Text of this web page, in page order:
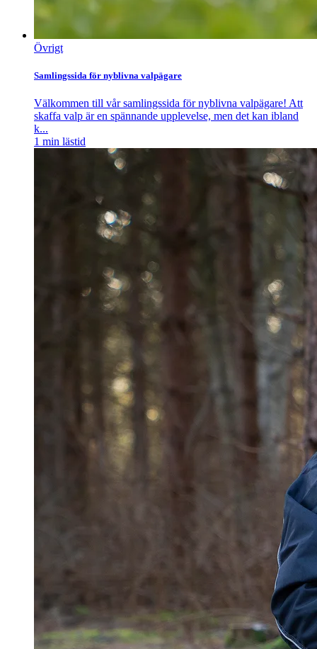
Övrigt
Samlingssida för nyblivna valpägare
Välkommen till vår samlingssida för nyblivna valpägare! Att
skaffa valp är en spännande upplevelse, men det kan ibland
k...
1 min lästid